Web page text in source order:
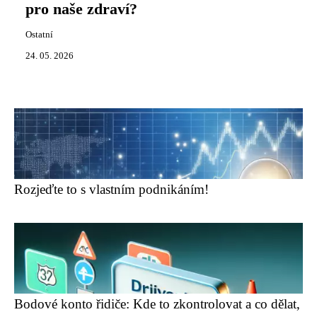
pro naše zdraví?
Ostatní
24. 05. 2026
Rozjeďte to s vlastním podnikáním!
Bodové konto řidiče: Kde to zkontrolovat a co dělat,